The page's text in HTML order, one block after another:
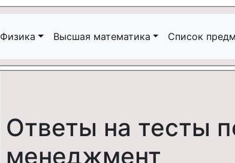
Физика Высшая математика Список
Ответы на тесты
менеджмент